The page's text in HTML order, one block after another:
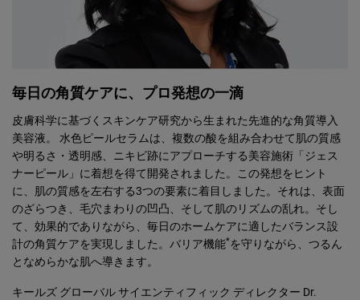
毎日の角質ケアに、プロ発想の一滴
皮膚科学に基づくスキンケア研究から生まれた先進的な角質導入
美容液。 水色ピールセラムは、複数の酸を組み合わせて肌の質感
や明るさ・透明感、ニキビ跡にアプローチする美容施術「ジェス
ナーピール」に着想を得て開発されました。この発想をヒント
に、肌の質感を左右する3つの要素に着目しました。それは、表面
のざらつき、毛穴まわりの凹凸、そして肌のリズムの乱れ。そし
て、効果的でありながら、毎日のホームケアに適したバランス設
計の角質ケアを実現しました。バリア機能*を守りながら、つるん
となめらかな肌へ導きます。
キールズ グローバル サイエンティフィック ディレクター Dr.